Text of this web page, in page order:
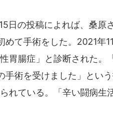
日の投稿によれば、桑原
て手術をした。2021年
胃腸症」と診断された。
術を受けました」とい
れている。「辛い闘病生